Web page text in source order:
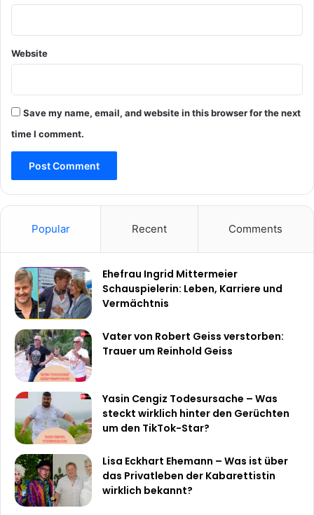
Website
Save my name, email, and website in this browser for the next
time I comment.
Popular Recent Comments
Ehefrau Ingrid Mittermeier
Schauspielerin: Leben, Karriere und
Vermächtnis
Vater von Robert Geiss verstorben:
Trauer um Reinhold Geiss
Yasin Cengiz Todesursache – Was
steckt wirklich hinter den Gerüchten
um den TikTok-Star?
Lisa Eckhart Ehemann – Was ist über
das Privatleben der Kabarettistin
wirklich bekannt?